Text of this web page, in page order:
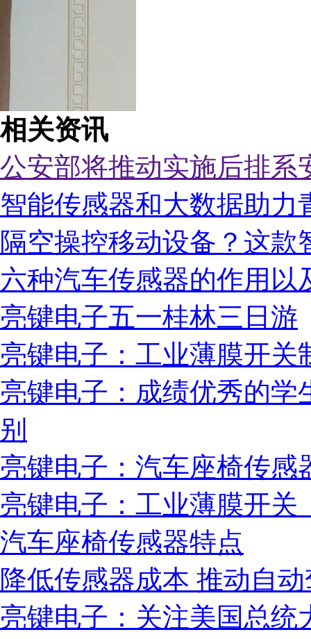
相关资讯
公安部将推动实施后排系
智能传感器和大数据助力
隔空操控移动设备？这
六种汽车传感器的作用以
亮键电子五一桂林三日游
亮键电子：工业薄膜开关
亮键电子：成绩优秀的学
别
亮键电子：汽车座椅传感
亮键电子：工业薄膜开关
汽车座椅传感器特点
降低传感器成本 推动自
亮键电子：关注美国总统